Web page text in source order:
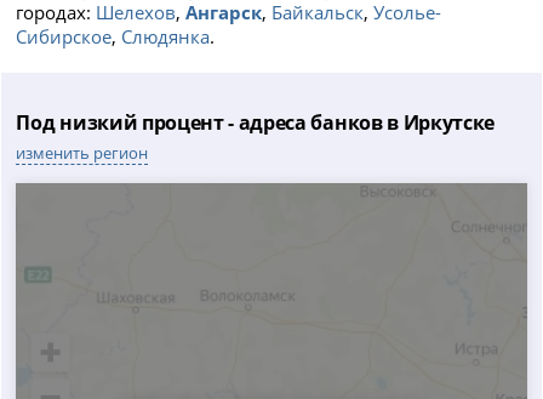
городах: Шелехов,Ангарск, Байкальск,Усолье-
Сибирское, Слюдянка.
Под низкий процент - адреса банков в Иркутске
изменить регион